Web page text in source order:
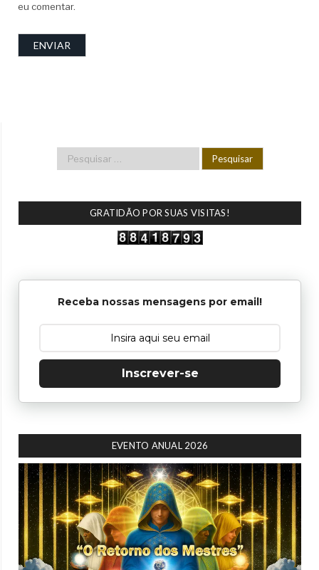
eu comentar.
GRATIDÃO POR SUAS VISITAS!
Receba nossas mensagens por email!
Inscrever-se
EVENTO ANUAL 2026